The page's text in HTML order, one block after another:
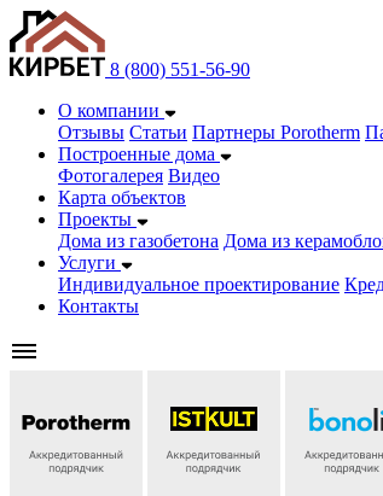
8 (800) 551-56-90
О компании
Отзывы Статьи Партнеры Porotherm
Построенные дома
Фотогалерея Видео
Карта объектов
Проекты
Дома из газобетонa Дома из
Услуги
Индивидуальное проектирование
Контакты